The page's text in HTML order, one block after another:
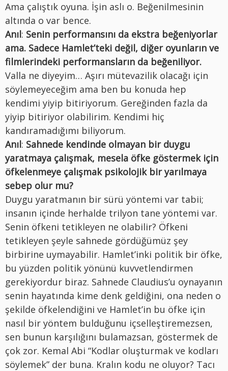
Ama çalıştık oyuna. İşin aslı o. Beğenilmesinin
altında o var bence.
Anıl: Senin performansını da ekstra beğeniyorlar
ama. Sadece Hamlet’teki değil, diğer oyunların ve
filmlerindeki performansların da beğeniliyor.
Valla ne diyeyim… Aşırı mütevazilik olacağı için
söylemeyeceğim ama ben bu konuda hep
kendimi yiyip bitiriyorum. Gereğinden fazla da
yiyip bitiriyor olabilirim. Kendimi hiç
kandıramadığımı biliyorum.
Anıl: Sahnede kendinde olmayan bir duygu
yaratmaya çalışmak, mesela öfke göstermek için
öfkelenmeye çalışmak psikolojik bir yarılmaya
sebep olur mu?
Duygu yaratmanın bir sürü yöntemi var tabii;
insanın içinde herhalde trilyon tane yöntemi var.
Senin öfkeni tetikleyen ne olabilir? Öfkeni
tetikleyen şeyle sahnede gördüğümüz şey
birbirine uymayabilir. Hamlet’inki politik bir öfke,
bu yüzden politik yönünü kuvvetlendirmen
gerekiyordur biraz. Sahnede Claudius’u oynayanın
senin hayatında kime denk geldiğini, ona neden o
şekilde öfkelendiğini ve Hamlet’in bu öfke için
nasıl bir yöntem bulduğunu içselleştiremezsen,
sen bunun karşılığını bulamazsan, göstermek de
çok zor. Kemal Abi “Kodlar oluşturmak ve kodları
söylemek” der buna. Kralın kodu ne oluyor? Tacı